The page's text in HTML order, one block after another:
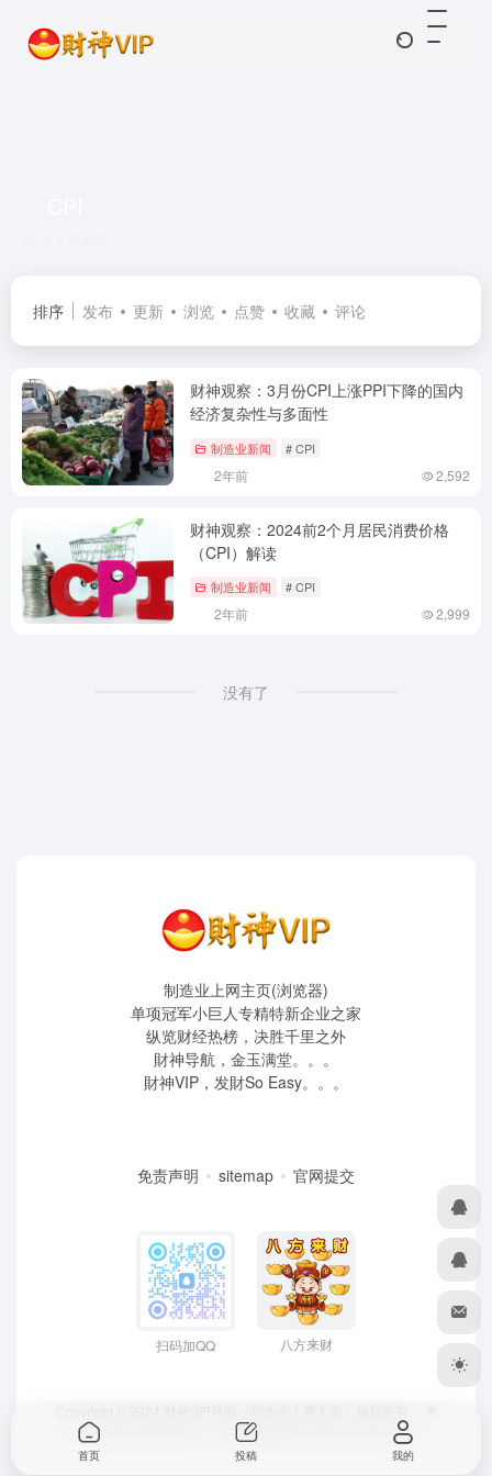
排序 发布 更新 浏览 点赞 收藏 评论
财神观察：3月份CPI上涨PPI下降的国内
经济复杂性与多面性
制造业新闻 # CPI
2年前 2,592
财神观察：2024前2个月居民消费价格
（CPI）解读
制造业新闻 # CPI
2年前 2,999
没有了
制造业上网主页(浏览器)
单项冠军小巨人专精特新企业之家
纵览财经热榜，决胜千里之外
財神导航，金玉满堂。。。
財神VIP，发財So Easy。。。
免责声明 sitemap 官网提交
扫码加QQ 八方来财
ICP备2022039259号
、 粤公网安备44190002007732号
首页 投稿 我的